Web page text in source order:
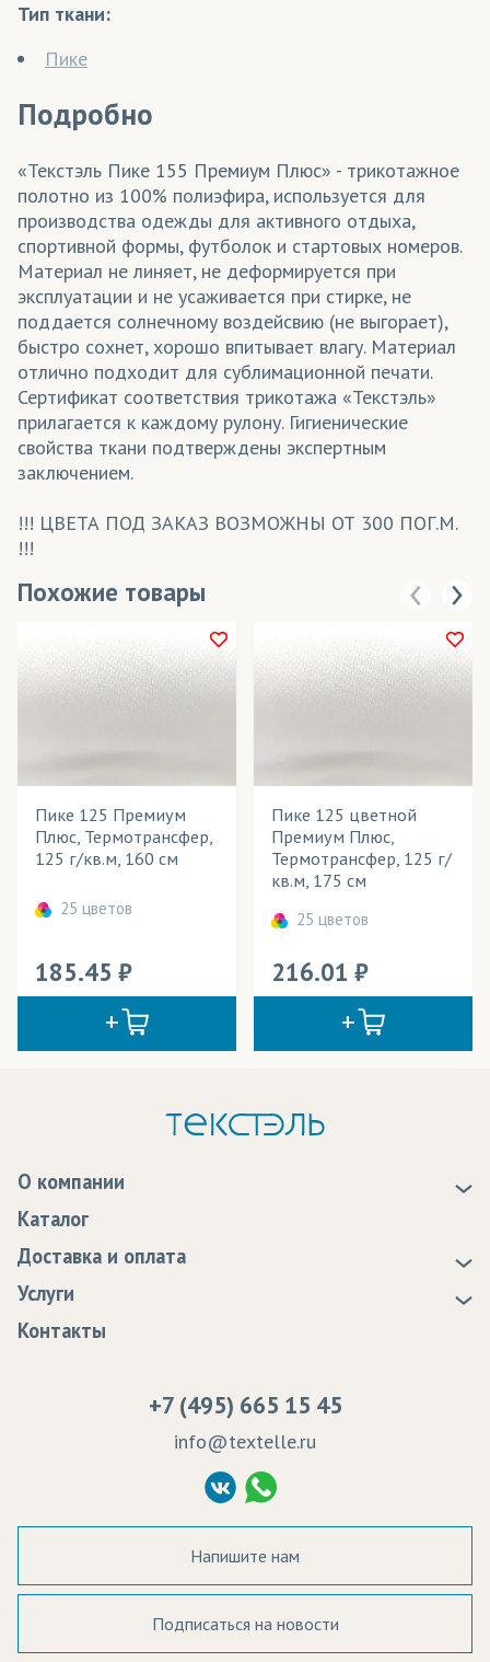
Тип ткани:
Пике
Подробно
«Текстэль Пике 155 Премиум Плюс» - трикотажное
полотно из 100% полиэфира, используется для
производства одежды для активного отдыха,
спортивной формы, футболок и стартовых номеров.
Материал не линяет, не деформируется при
эксплуатации и не усаживается при стирке, не
поддается солнечному воздейсвию (не выгорает),
быстро сохнет, хорошо впитывает влагу. Материал
отлично подходит для сублимационной печати.
Сертификат соответствия трикотажа «Текстэль»
прилагается к каждому рулону. Гигиенические
свойства ткани подтверждены экспертным
заключением.
!!! ЦВЕТА ПОД ЗАКАЗ ВОЗМОЖНЫ ОТ 300 ПОГ.М.
!!!
Похожие товары
Пике 125 Премиум
Плюс, Термотрансфер,
125 г/кв.м, 160 см
25 цветов
185.45
Пике 125 цветной
Премиум Плюс,
Термотрансфер, 125 г/
кв.м, 175 см
25 цветов
216.01
О компании
Статьи
Программа лояльности
Сертификаты качества
Судебные решения
Политика Конфиденциальности
Согласие на обработку ПД
Каталог
Доставка и оплата
Доставка
Оплата
Услуги
Образцы
Контакты
+7 (495) 665 15 45
info@textelle.ru
Напишите нам
Подписаться на новости